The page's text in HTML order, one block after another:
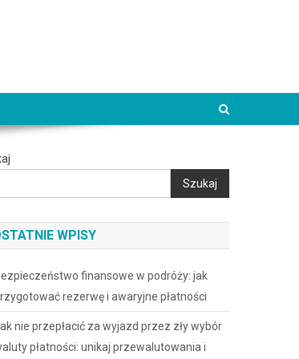
Szukaj
WPISY
finansowe w podróży: jak
rezerwę i awaryjne płatności
nie przepłacić za wyjazd przez zły wybór
płatności: unikaj przewalutowania i